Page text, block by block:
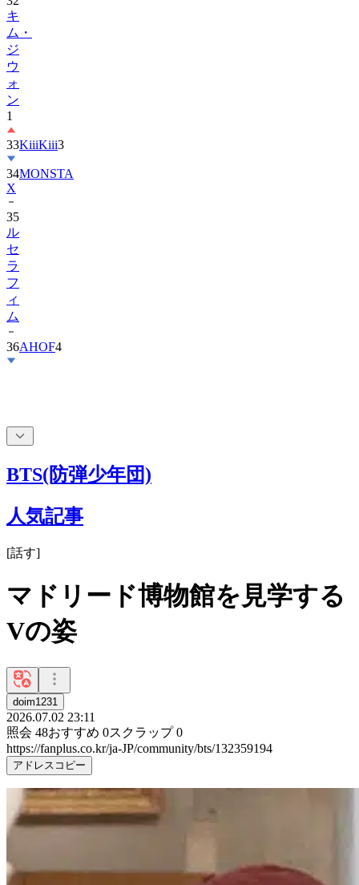
キ
ム・
ジ
ウ
ォ
ン
1
33KiiiKiii3
34MONSTA
X
35
ル
セ
ラ
フ
ィ
ム
36AHOF4
BTS(防弾少年団)
人気記事
[話す]
マドリード博物館を見学する
Vの姿
doim1231
2026.07.02 23:11
照会 48おすすめ 0スクラップ 0
https://fanplus.co.kr/ja-JP/community/bts/132359194
アドレスコピー